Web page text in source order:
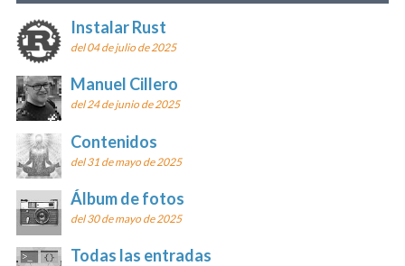
Instalar Rust
del 04 de julio de 2025
Manuel Cillero
del 24 de junio de 2025
Contenidos
del 31 de mayo de 2025
Álbum de fotos
del 30 de mayo de 2025
Todas las entradas